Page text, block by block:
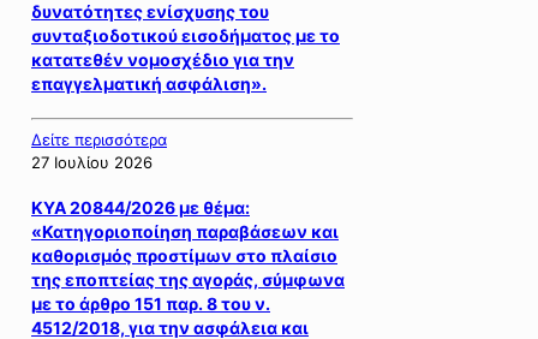
δυνατότητες ενίσχυσης του
συνταξιοδοτικού εισοδήματος με το
κατατεθέν νομοσχέδιο για την
επαγγελματική ασφάλιση».
Δείτε περισσότερα
27 Ιουλίου 2026
ΚΥΑ 20844/2026 με θέμα:
«Κατηγοριοποίηση παραβάσεων και
καθορισμός προστίμων στο πλαίσιο
της εποπτείας της αγοράς, σύμφωνα
με το άρθρο 151 παρ. 8 του ν.
4512/2018, για την ασφάλεια και